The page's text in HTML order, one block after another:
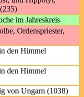
im Jahreskreis
Ordenspriester,
den Himmel
den Himmel
von Ungarn (1038)